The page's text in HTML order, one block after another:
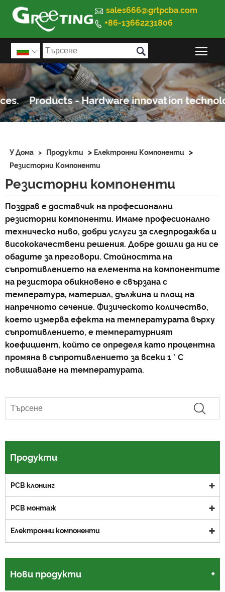
 sales666@grtpcba.com
 +86-13662231806
 
У Дома > Продукти > Електронни Компоненти >
Резисторни Компоненти
Резисторни компоненти
Поздрав е доставчик на професионални
резисторни компоненти. Имаме професионално
техническо ниво, добри услуги за следпродажба и
висококачествени решения. Добре дошли да ни се
обадите за преговори. Стойността на
съпротивлението на елемента на компонентите
на резистора обикновено е свързана с
температура, материал, дължина и площ на
напречното сечение. Физическото количество,
което измерва ефекта на температурата върху
съпротивлението, е температурният
коефициент, който се определя като процентна
промяна в съпротивлението за всеки 1 ° C
повишаване на температурата.
Продукти
PCB клонинг
PCB монтаж
Електронни компоненти
Нови продукти